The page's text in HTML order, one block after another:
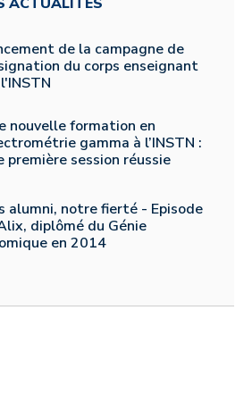
ACTUALITÉS
de la campagne de
du corps enseignant
nouvelle formation en
gamma à l’INSTN :
première session réussie
alumni, notre fierté - Episode
diplômé du Génie
en 2014